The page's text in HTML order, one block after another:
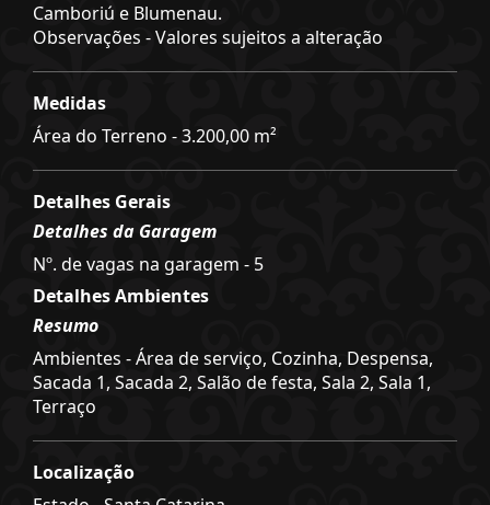
Camboriú e Blumenau.
Observações - Valores sujeitos a alteração
Medidas
Área do Terreno - 3.200,00 m²
Detalhes Gerais
Detalhes da Garagem
Nº. de vagas na garagem - 5
Detalhes Ambientes
Resumo
Ambientes - Área de serviço, Cozinha, Despensa,
Sacada 1, Sacada 2, Salão de festa, Sala 2, Sala 1,
Terraço
Localização